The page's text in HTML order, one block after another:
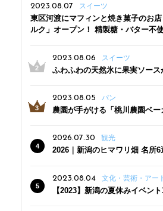
2023.08.07 スイーツ
東区河渡にマフィンと焼き菓子のお
ルク」オープン！ 精製糖・バター不
2023.08.06
スイーツ
ふわふわの天然氷に果実ソース
三条駅近くにオープン
2023.08.05 パン
農園が手がける「桃川農園ベー
った焼きたてパンのほか、ジェ
トやスムージーも
2026.07.30 観光
2026｜新潟のヒマワリ畑 名
2023.08.04
文化・芸術・アー
【2023】新潟の夏休みイベン